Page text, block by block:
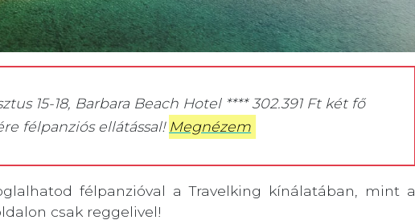
15-18, Barbara Beach Hotel **** 302.391 Ft két fő
félpanziós ellátással! Megnézem
félpanzióval a Travelking kínálatában, mint a
csak reggelivel!